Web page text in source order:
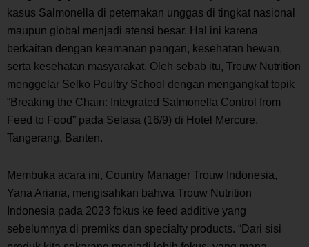
kasus Salmonella di peternakan unggas di tingkat nasional
maupun global menjadi atensi besar. Hal ini karena
berkaitan dengan keamanan pangan, kesehatan hewan,
serta kesehatan masyarakat. Oleh sebab itu, Trouw Nutrition
menggelar Selko Poultry School dengan mengangkat topik
“Breaking the Chain: Integrated Salmonella Control from
Feed to Food ” pada Selasa (16/9) di Hotel Mercure,
Tangerang, Banten.
Membuka acara ini, Country Manager Trouw Indonesia,
Yana Ariana, mengisahkan bahwa Trouw Nutrition
Indonesia pada 2023 fokus ke feed additive yang
sebelumnya di premiks dan specialty products. “Dari sisi